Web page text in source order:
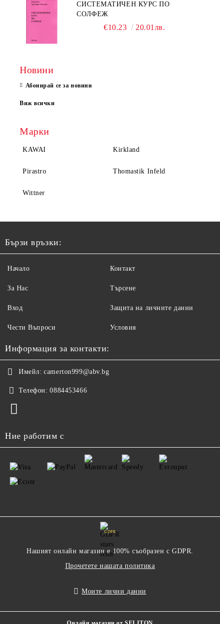
СИСТЕМАТИЧЕН КУРС ПО
СОЛФЕЖ
€10.23 20.01лв.
Новини
Абонирай се за новини
Виж всички
Марки
KAWAI Kirkland
Pirastro Thomastik Infeld
Wittner
Бързи връзки:
Начало
За Нас
Вход
Чести Въпроси
Контакт
Търсене
Защита на личните данни
Условия
Информация за контакти:
Имейл: camerton999@abv.bg
Телефон: 0884453466
Ние работим с
GDPR
Нашият онлайн магазин е 100% съобразен с GDPR.
Прочетете нашата политика
Моите лични данни